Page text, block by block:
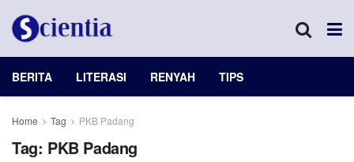
BERITA LITERASI RENYAH TIPS
Home Tag PKB Padang
Tag: PKB Padang